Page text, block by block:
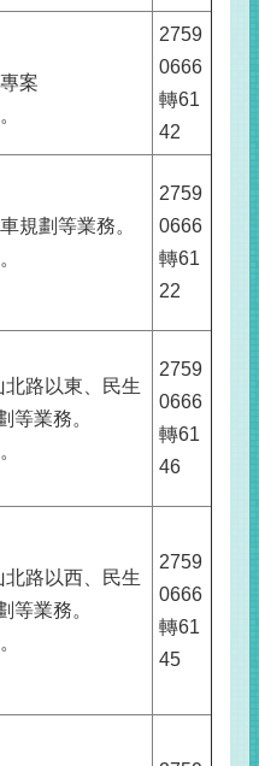
案
2759
0666
轉61
42
規劃等業務。
2759
0666
轉61
22
路以東、民生
等業務。
2759
0666
轉61
46
路以西、民生
等業務。
2759
0666
轉61
45